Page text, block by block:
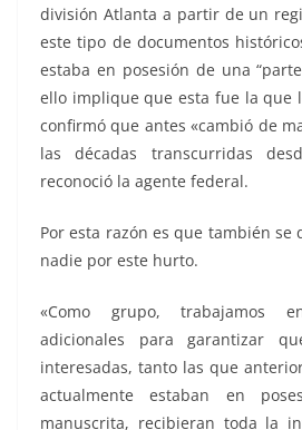
división Atlanta a partir de un
este tipo de documentos
estaba en posesión de una
ello implique que esta fue la que
confirmó que antes «cambió de
las décadas transcurridas
reconoció la agente federal.
Por esta razón es que también se
nadie por este hurto.
«Como grupo, trabajamos
adicionales para garantizar
interesadas, tanto las que
actualmente estaban en
manuscrita, recibieran toda la